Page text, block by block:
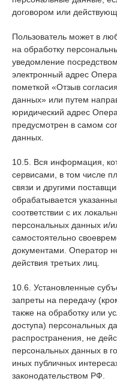
договором или
Пользователь может в
на обработку
уведомление
электронный адрес
пометкой «Отзыв
данных» или путем
юридический адрес
предусмотрен в самом
данных.
10.5. Вся информация,
сервисами, в том числе
связи и другими
обрабатывается
соответствии с их
персональных данных и/
самостоятельно
документами. Оператор
действия третьих лиц.
10.6. Установленные
запреты на передачу
также на обработку или
доступа) персональных
распространения, не
персональных данных в
иных публичных
законодательством РФ.